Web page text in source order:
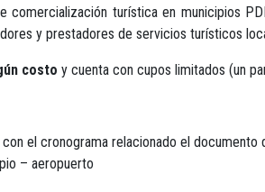
comercialización turística en municipios
y prestadores de servicios turísticos
costo y cuenta con cupos limitados (un
el cronograma relacionado el documento
– aeropuerto